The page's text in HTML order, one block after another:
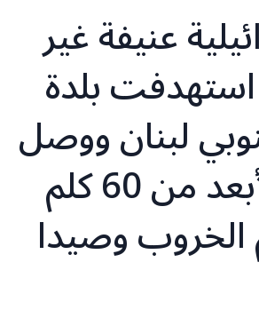
عنيفة غير
بلدة
لبنان ووصل
صداها لأبعد من 60 كلم
الخروب وصيدا